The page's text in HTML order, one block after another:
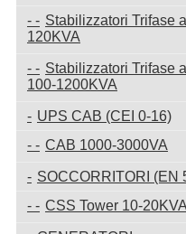
Stabilizzatori Trifase
120KVA
Stabilizzatori Trifase
100-1200KVA
UPS CAB (CEI 0-16)
CAB 1000-3000VA
SOCCORRITORI (EN
CSS Tower 10-20KVA